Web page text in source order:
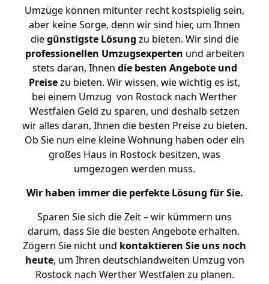
Umzüge können mitunter recht kostspielig sein,
aber keine Sorge, denn wir sind hier, um Ihnen
diegünstigste Lösung zu bieten. Wir sind die
professionellen Umzugsexperten und arbeiten
stets daran, Ihnen die besten Angebote und
Preisezu bieten. Wir wissen, wie wichtig es ist,
bei einem Umzug von Rostock nach Werther
Westfalen Geld zu sparen, und deshalb setzen
wir alles daran, Ihnen die besten Preise zu bieten.
Ob Sie nun eine kleine Wohnung haben oder ein
großes Haus in Rostock besitzen, was
umgezogen werden muss.
Wir haben immer die perfekte Lösung für Sie.
Sparen Sie sich die Zeit – wir kümmern uns
darum, dass Sie die besten Angebote erhalten.
Zögern Sie nicht und kontaktieren Sie uns noch
heute, um Ihren deutschlandweiten Umzug von
Rostock nach Werther Westfalen zu planen.